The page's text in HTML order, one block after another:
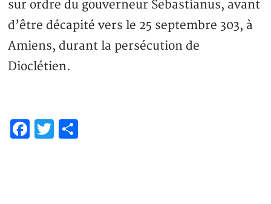
sur ordre du gouverneur Sebastianus, avant
d’être décapité vers le 25 septembre 303, à
Amiens, durant la persécution de
Dioclétien.
Facebook
Twitter